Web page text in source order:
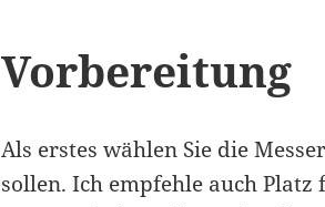
Vorbereitung
Als erstes wählen Sie die
sollen. Ich empfehle auch